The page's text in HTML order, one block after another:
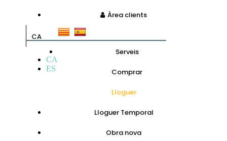
Àrea clients
CA
CA
ES
Serveis
Comprar
Lloguer
Lloguer Temporal
Obra nova